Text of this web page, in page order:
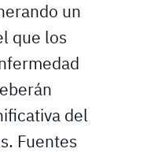
un
que los
del
Fuentes